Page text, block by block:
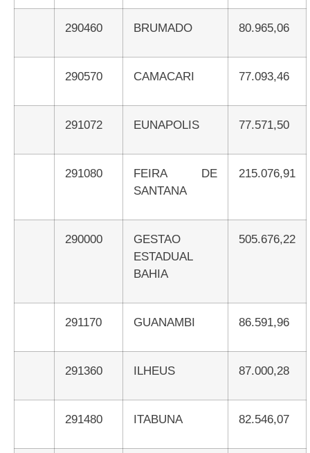
290460 BRUMADO 80.965,06
290570 CAMACARI 77.093,46
291072 EUNAPOLIS 77.571,50
291080
FEIRA DE
SANTANA
215.076,91
290000
GESTAO
ESTADUAL
BAHIA
505.676,22
291170 GUANAMBI 86.591,96
291360 ILHEUS 87.000,28
291480 ITABUNA 82.546,07